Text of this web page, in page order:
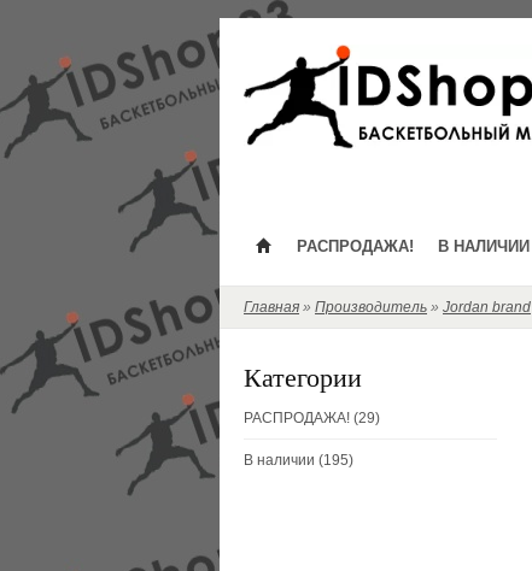
РАСПРОДАЖА! В НАЛИЧИИ
Главная » Производитель » Jordan brand
Категории
РАСПРОДАЖА! (29)
В наличии (195)